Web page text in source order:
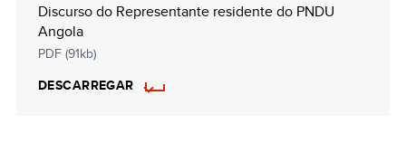
Discurso do Representante residente do PNDU
Angola
PDF (91kb)
DESCARREGAR